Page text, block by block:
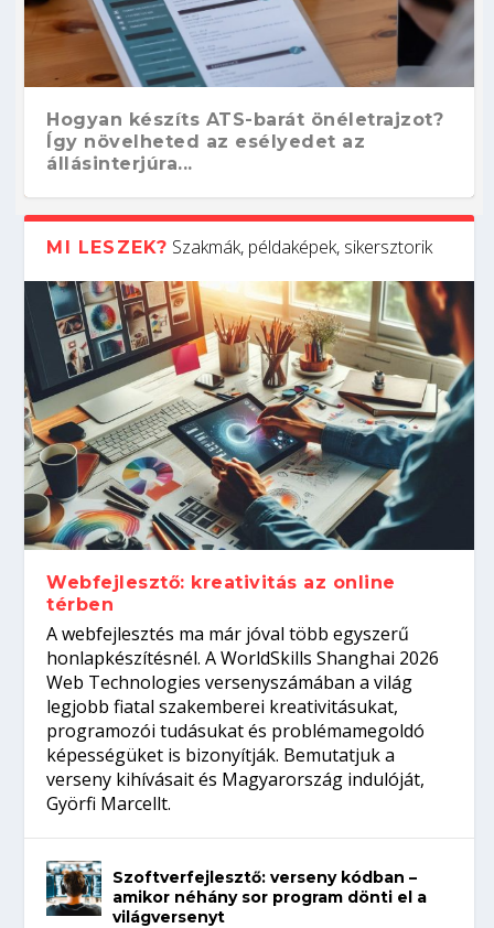
Hogyan készíts ATS-barát önéletrajzot?
Így növelheted az esélyedet az
állásinterjúra...
Kitalálod, mire használják ezeket a
gépeket?
Nem sikerült az egyetemi felvételi?
Tanulj szakmát!
Szoftverfejlesztő: verseny kódban –
amikor néhány sor program dönti el a
világversenyt...
Digitális detox – hogyan kapcsolódj ki
telefon nélkül?
MI LESZEK? Szakmák, példaképek, sikersztorik
Webfejlesztő: kreativitás az online
térben
A webfejlesztés ma már jóval több egyszerű
honlapkészítésnél. A WorldSkills Shanghai 2026
Web Technologies versenyszámában a világ
legjobb fiatal szakemberei kreativitásukat,
programozói tudásukat és problémamegoldó
képességüket is bizonyítják. Bemutatjuk a
verseny kihívásait és Magyarország indulóját,
Györfi Marcellt.
Szoftverfejlesztő: verseny kódban –
amikor néhány sor program dönti el a
világversenyt